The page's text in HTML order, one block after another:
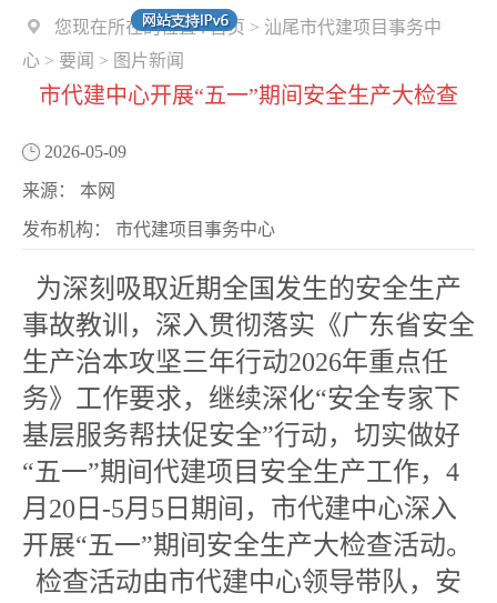
您现在所在的位置 :首页 > 汕尾市代建项目事务中
心 > 要闻 > 图片新闻
市代建中心开展“五一”期间安全生产大检查
2026-05-09
来源： 本网
发布机构： 市代建项目事务中心
为深刻吸取近期全国发生的安全生产
事故教训，深入贯彻落实《广东省安全
生产治本攻坚三年行动2026年重点任
务》工作要求，继续深化“安全专家下
基层服务帮扶促安全”行动，切实做好
“五一”期间代建项目安全生产工作，4
月20日-5月5日期间，市代建中心深入
开展“五一”期间安全生产大检查活动。
检查活动由市代建中心领导带队，安